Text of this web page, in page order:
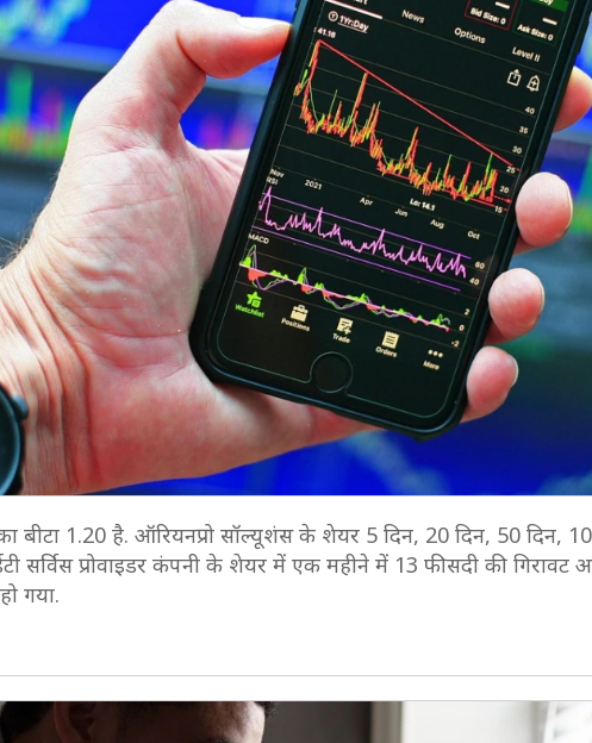
बीटा 1.20 है. ऑरियनप्रो सॉल्यूशंस के शेयर 5 दिन, 20 दिन, 50 दिन,
सर्विस प्रोवाइडर कंपनी के शेयर में एक महीने में 13 फीसदी की गिरावट
गया.